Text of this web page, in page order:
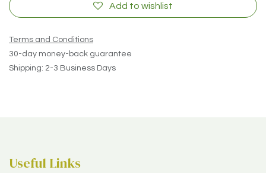
Add to wishlist
Terms and Conditions
30-day money-back guarantee
Shipping: 2-3 Business Days
Useful Links